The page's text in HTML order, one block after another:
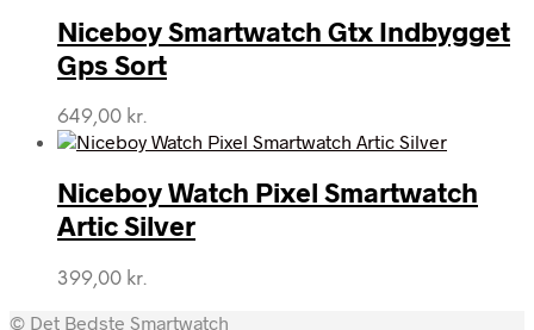
Niceboy Smartwatch Gtx Indbygget
Gps Sort
649,00 kr.
Niceboy Watch Pixel Smartwatch
Artic Silver
399,00 kr.
© Det Bedste Smartwatch